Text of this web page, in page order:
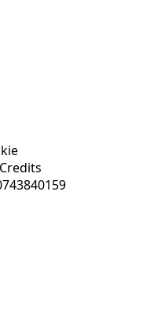
Credits